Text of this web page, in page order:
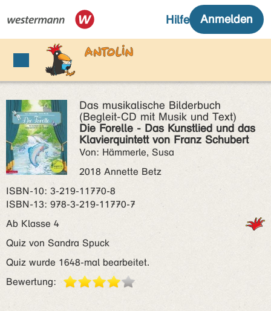
Das musikalische Bilderbuch
(Begleit-CD mit Musik und Text)
Die Forelle - Das Kunstlied und das
Klavierquintett von Franz Schubert
Von: Hämmerle, Susa
2018 Annette Betz
ISBN‑10: 3-219-11770-8
ISBN‑13: 978-3-219-11770-7
Ab Klasse 4
Quiz von Sandra Spuck
Quiz wurde 1648-mal bearbeitet.
Bewertung: